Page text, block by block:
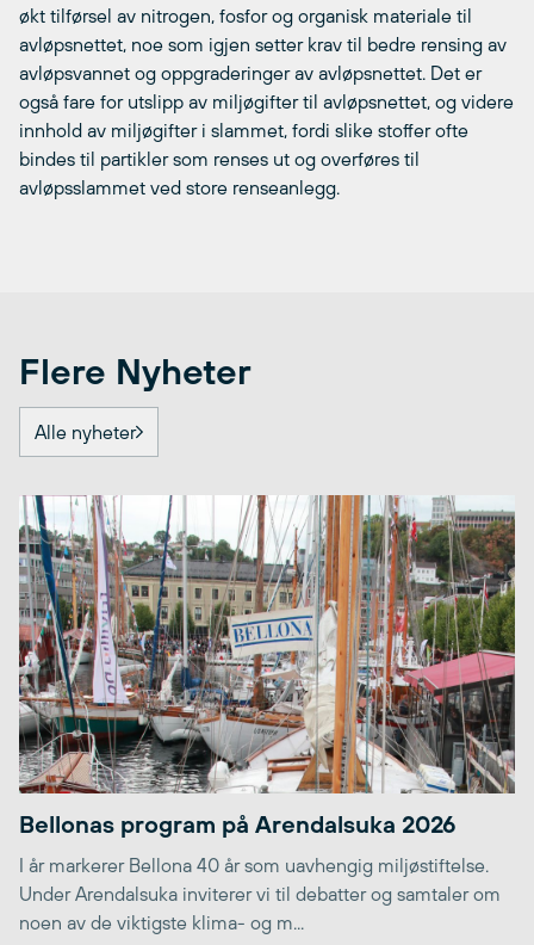
økt tilførsel av nitrogen, fosfor og organisk materiale til
avløpsnettet, noe som igjen setter krav til bedre rensing av
avløpsvannet og oppgraderinger av avløpsnettet. Det er
også fare for utslipp av miljøgifter til avløpsnettet, og videre
innhold av miljøgifter i slammet, fordi slike stoffer ofte
bindes til partikler som renses ut og overføres til
avløpsslammet ved store renseanlegg.
Flere Nyheter
Alle nyheter
Bellonas program på Arendalsuka 2026
I år markerer Bellona 40 år som uavhengig miljøstiftelse.
Under Arendalsuka inviterer vi til debatter og samtaler om
noen av de viktigste klima- og m...